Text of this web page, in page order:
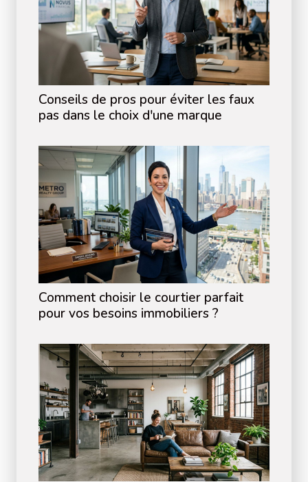
Conseils de pros pour éviter les faux
pas dans le choix d'une marque
Comment choisir le courtier parfait
pour vos besoins immobiliers ?